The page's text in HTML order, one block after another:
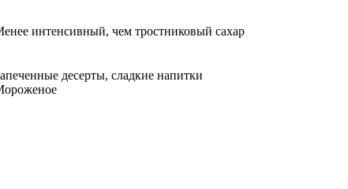
интенсивный, чем тростниковый сахар
десерты, сладкие напитки